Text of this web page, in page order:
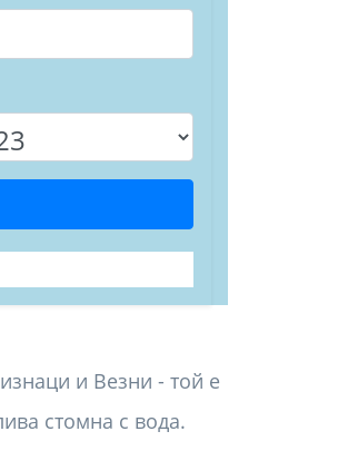
и Везни - той е
стомна с вода.